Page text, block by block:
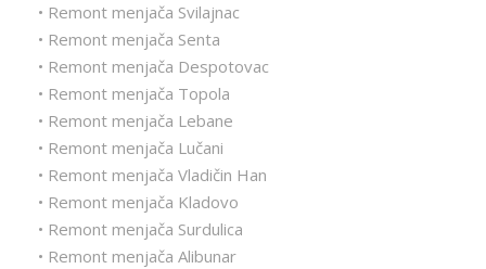
• Remont menjača Svilajnac
• Remont menjača Senta
• Remont menjača Despotovac
• Remont menjača Topola
• Remont menjača Lebane
• Remont menjača Lučani
• Remont menjača Vladičin Han
• Remont menjača Kladovo
• Remont menjača Surdulica
• Remont menjača Alibunar